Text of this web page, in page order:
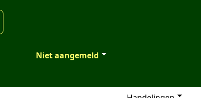
Niet aangemeld